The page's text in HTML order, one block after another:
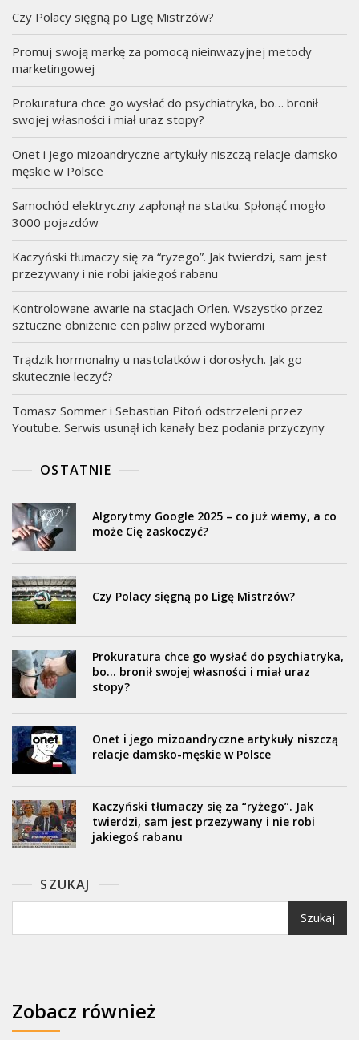
Czy Polacy sięgną po Ligę Mistrzów?
Promuj swoją markę za pomocą nieinwazyjnej metody
marketingowej
Prokuratura chce go wysłać do psychiatryka, bo… bronił
swojej własności i miał uraz stopy?
Onet i jego mizoandryczne artykuły niszczą relacje damsko-
męskie w Polsce
Samochód elektryczny zapłonął na statku. Spłonąć mogło
3000 pojazdów
Kaczyński tłumaczy się za “ryżego”. Jak twierdzi, sam jest
przezywany i nie robi jakiegoś rabanu
Kontrolowane awarie na stacjach Orlen. Wszystko przez
sztuczne obniżenie cen paliw przed wyborami
Trądzik hormonalny u nastolatków i dorosłych. Jak go
skutecznie leczyć?
Tomasz Sommer i Sebastian Pitoń odstrzeleni przez
Youtube. Serwis usunął ich kanały bez podania przyczyny
OSTATNIE
Algorytmy Google 2025 – co już wiemy, a co
może Cię zaskoczyć?
Czy Polacy sięgną po Ligę Mistrzów?
Prokuratura chce go wysłać do psychiatryka,
bo… bronił swojej własności i miał uraz
stopy?
Onet i jego mizoandryczne artykuły niszczą
relacje damsko-męskie w Polsce
Kaczyński tłumaczy się za “ryżego”. Jak
twierdzi, sam jest przezywany i nie robi
jakiegoś rabanu
SZUKAJ
Szukaj
Zobacz również